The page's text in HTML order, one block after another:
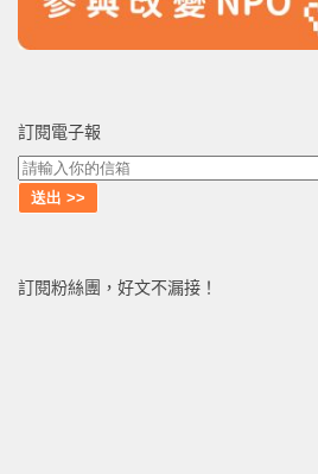
訂閱電子報
訂閱粉絲團，好文不漏接！